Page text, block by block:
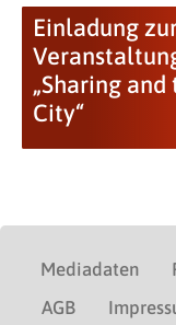
Einladung
„Sharing and
City“
Mediadaten
AGB